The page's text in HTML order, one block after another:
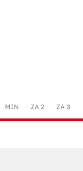
MIN ZA 2 ZA 3